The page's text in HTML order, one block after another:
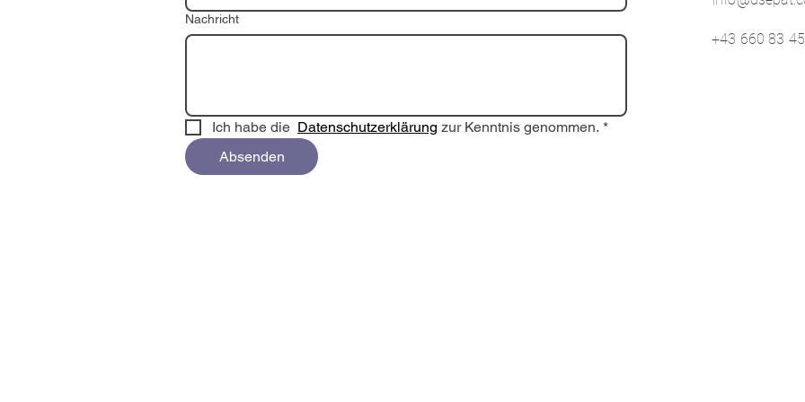
Nachricht
Ich habe die Datenschutzerklärung zur Kenntnis genommen. *
Absenden
+43 660 83